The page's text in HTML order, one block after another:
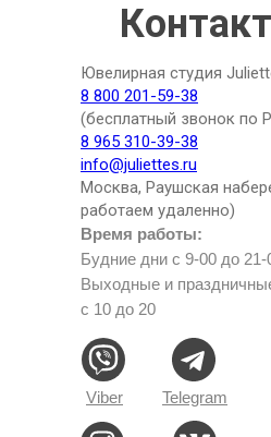
Время работы:
Будние дни с 9-00 до 21-
Выходные и
с 10 до 20
Telegram
Viber
Ювелирная студия
8 800 201-59-38
(бесплатный звонок по
8 965 310-39-38
info@juliettes.ru
Москва, Раушская
работаем удаленно)